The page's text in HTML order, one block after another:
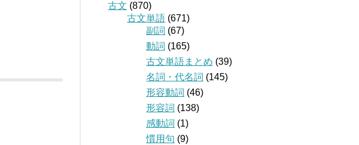
古文 (870)
古文単語 (671)
副詞 (67)
動詞 (165)
古文単語まとめ (39)
名詞・代名詞 (145)
形容動詞 (46)
形容詞 (138)
感動詞 (1)
慣用句 (9)